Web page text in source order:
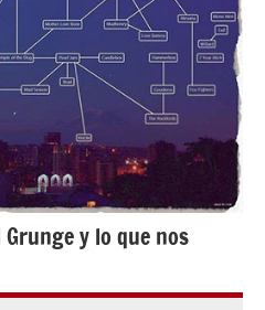
Grunge y lo que nos